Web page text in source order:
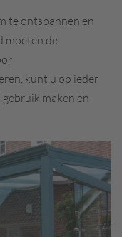
te ontspannen en
moeten de
kunt u op ieder
maken en